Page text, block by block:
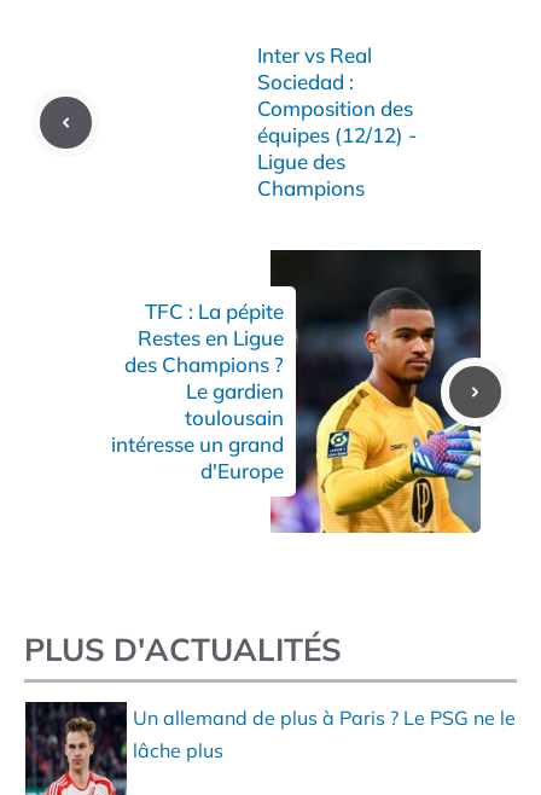
Inter vs Real
Sociedad :
Composition des
équipes (12/12) -
Ligue des
Champions
TFC : La pépite
Restes en Ligue
des Champions ?
Le gardien
toulousain
intéresse un grand
d'Europe
PLUS D'ACTUALITÉS
Un allemand de plus à Paris ? Le PSG ne le
lâche plus